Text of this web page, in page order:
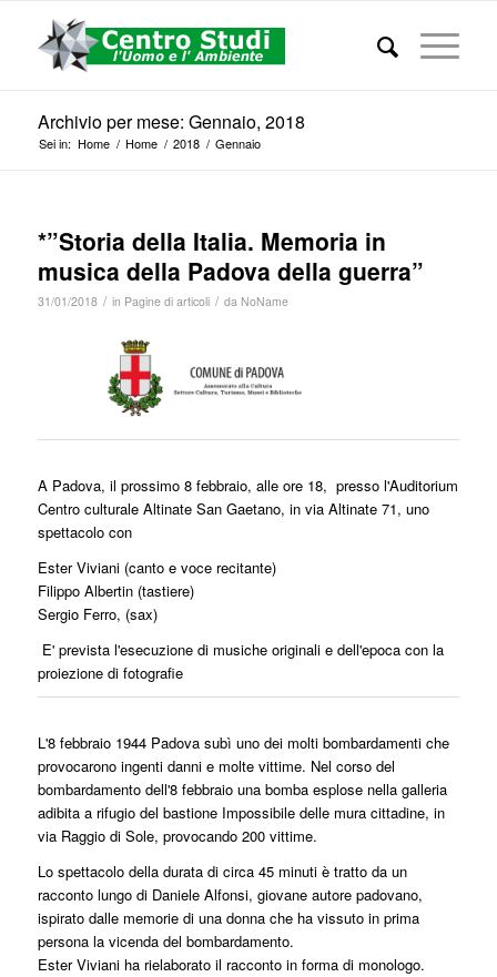
Archivio per mese: Gennaio, 2018
Sei in: Home / Home / 2018 / Gennaio
*”Storia della Italia. Memoria in
musica della Padova della guerra”
31/01/2018 / in Pagine di articoli / da NoName
A Padova, il prossimo 8 febbraio, alle ore 18, presso l'Auditorium
Centro culturale Altinate San Gaetano, in via Altinate 71, uno
spettacolo con
Ester Viviani (canto e voce recitante)
Filippo Albertin (tastiere)
Sergio Ferro, (sax)
E' prevista l'esecuzione di musiche originali e dell'epoca con la
proiezione di fotografie
L'8 febbraio 1944 Padova subì uno dei molti bombardamenti che
provocarono ingenti danni e molte vittime. Nel corso del
bombardamento dell'8 febbraio una bomba esplose nella galleria
adibita a rifugio del bastione Impossibile delle mura cittadine, in
via Raggio di Sole, provocando 200 vittime.
Lo spettacolo della durata di circa 45 minuti è tratto da un
racconto lungo di Daniele Alfonsi, giovane autore padovano,
ispirato dalle memorie di una donna che ha vissuto in prima
persona la vicenda del bombardamento.
Ester Viviani ha rielaborato il racconto in forma di monologo.